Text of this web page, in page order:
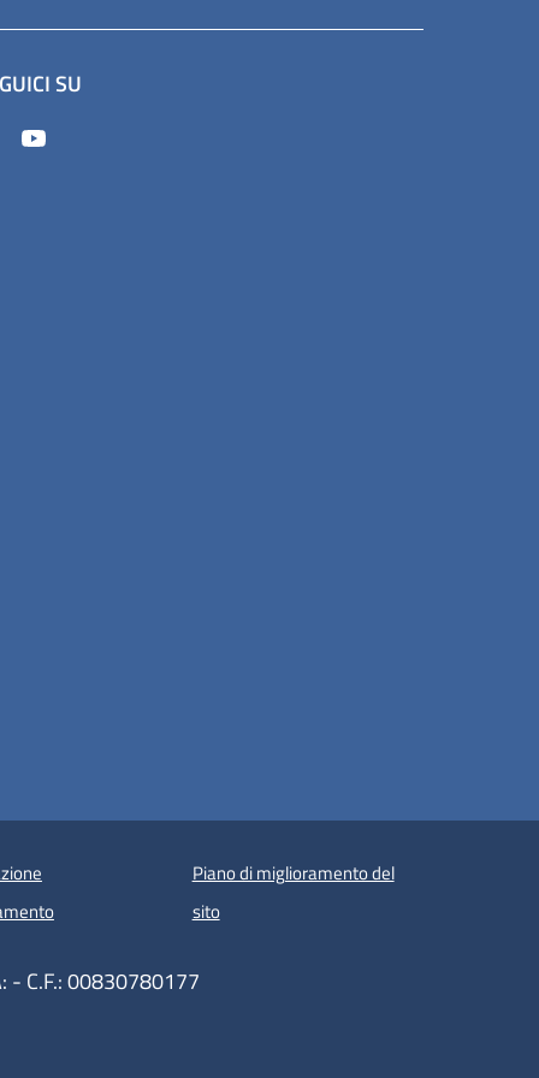
in un'altra scheda).
SU
Piano di miglioramento del
sito
- C.F.: 00830780177